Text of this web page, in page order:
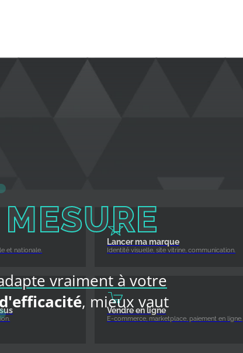
et nationale.
Lancer ma marque
Identité visuelle, site vitrine, communication.
Vendre en ligne
E-commerce, marketplace, paiement en ligne.
vraiment à votre
, mieux vaut